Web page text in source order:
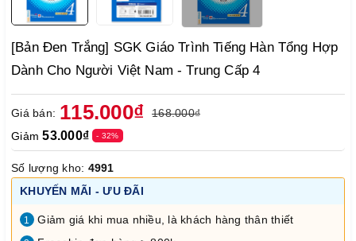
[Bản Đen Trắng] SGK Giáo Trình Tiếng Hàn Tổng Hợp
Dành Cho Người Việt Nam - Trung Cấp 4
Giá bán: 115.000₫
168.000₫
Giảm53.000₫ - 32%
Số lượng kho: 4991
KHUYẾN MÃI - ƯU ĐÃI
1 Giảm giá khi mua nhiều, là khách hàng thân thiết